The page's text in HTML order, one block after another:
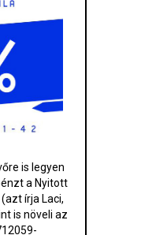
is legyen
a Nyitott
írja Laci,
is növeli az